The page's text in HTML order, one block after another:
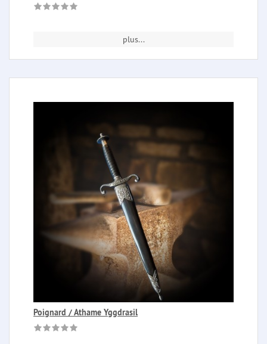
plus...
Poignard / Athame Yggdrasil